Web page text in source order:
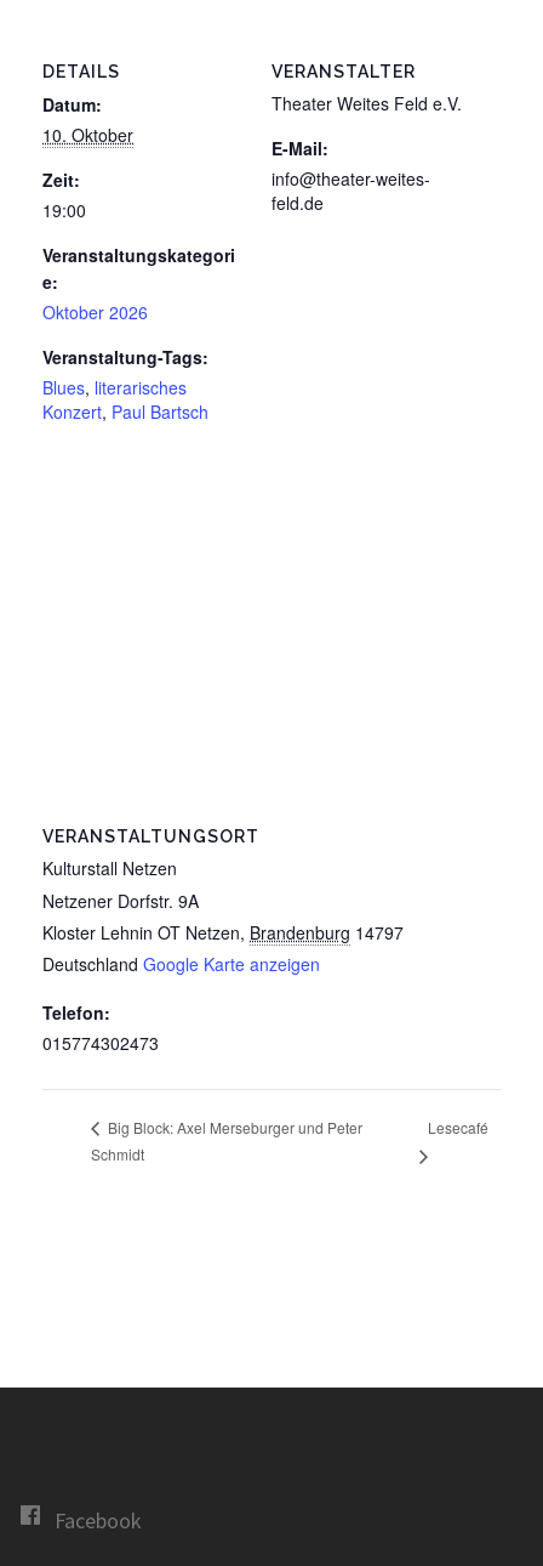
DETAILS
Datum:
10. Oktober
Zeit:
19:00
Veranstaltungskategori
e:
Oktober 2026
Veranstaltung-Tags:
Blues, literarisches
Konzert, Paul Bartsch
VERANSTALTER
Theater Weites Feld e.V.
E-Mail:
info@theater-weites-
feld.de
VERANSTALTUNGSORT
Kulturstall Netzen
Netzener Dorfstr. 9A
Kloster Lehnin OT Netzen, Brandenburg 14797
Deutschland Google Karte anzeigen
Telefon:
015774302473
Big Block: Axel Merseburger und Peter
Schmidt
Lesecafé
Facebook